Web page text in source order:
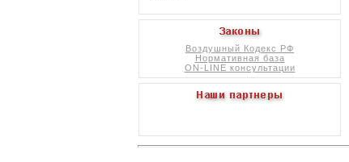
Воздушный Кодекс РФ
Нормативная база
ON-LINE консультации